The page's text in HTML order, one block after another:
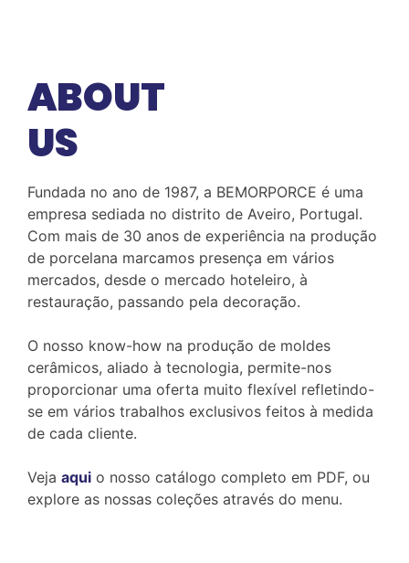
ABOUT
US
Fundada no ano de 1987, a BEMORPORCE é uma
empresa sediada no distrito de Aveiro, Portugal.
Com mais de 30 anos de experiência na produção
de porcelana marcamos presença em vários
mercados, desde o mercado hoteleiro, à
restauração, passando pela decoração.
O nosso know-how na produção de moldes
cerâmicos, aliado à tecnologia, permite-nos
proporcionar uma oferta muito flexível refletindo-
se em vários trabalhos exclusivos feitos à medida
de cada cliente.
Veja aqui o nosso catálogo completo em PDF, ou
explore as nossas coleções através do menu.